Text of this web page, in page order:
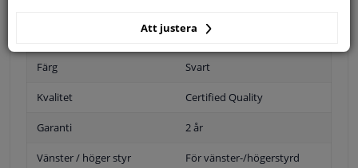
Vänster, förarens sida
Färg Svart
Kvalitet Certified Quality
Garanti 2 år
Vänster / höger styr För vänster-/högerstyrd
Att justera